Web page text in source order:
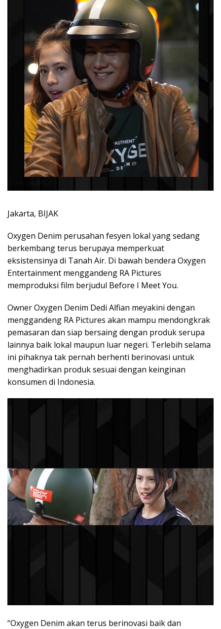
Jakarta, BIJAK
Oxygen Denim perusahan fesyen lokal yang sedang
berkembang terus berupaya memperkuat
eksistensinya di Tanah Air. Di bawah bendera Oxygen
Entertainment menggandeng RA Pictures
memproduksi film berjudul Before I Meet You.
Owner Oxygen Denim Dedi Alfian meyakini dengan
menggandeng RA Pictures akan mampu mendongkrak
pemasaran dan siap bersaing dengan produk serupa
lainnya baik lokal maupun luar negeri. Terlebih selama
ini pihaknya tak pernah berhenti berinovasi untuk
menghadirkan produk sesuai dengan keinginan
konsumen di Indonesia.
“Oxygen Denim akan terus berinovasi baik dan